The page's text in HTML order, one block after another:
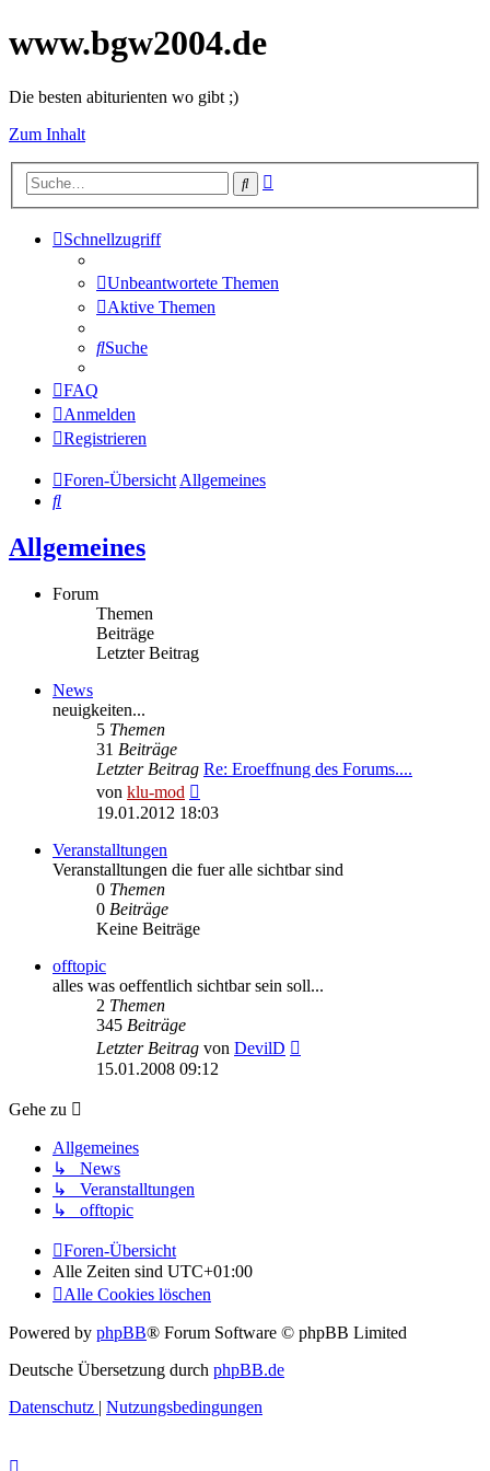
www.bgw2004.de
Die besten abiturienten wo gibt ;)
Zum Inhalt
Suche
Schnellzugriff
Unbeantwortete Themen
Aktive Themen
Suche
FAQ
Anmelden
Registrieren
Foren-ÜbersichtAllgemeines
Suche
Allgemeines
Forum
Themen
Beiträge
Letzter Beitrag
News
neuigkeiten...
5 Themen
31 Beiträge
Letzter Beitrag Re: Eroeffnung des Forums....
von klu-mod
Beitrag
19.01.2012 18:03
Veranstalltungen
Veranstalltungen die fuer alle sichtbar sind
0 Themen
0 Beiträge
Keine Beiträge
offtopic
alles was oeffentlich sichtbar sein soll...
2 Themen
345 Beiträge
Letzter Beitrag von DevilD
15.01.2008 09:12
Gehe zu
Allgemeines
↳ News
↳ Veranstalltungen
↳ offtopic
Foren-Übersicht
Alle Zeiten sind UTC+01:00
Alle Cookies löschen
Powered by phpBB® Forum Software © phpBB Limited
Deutsche Übersetzung durch phpBB.de
Datenschutz | Nutzungsbedingungen